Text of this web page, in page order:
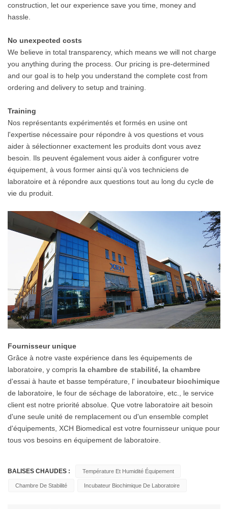
construction, let our experience save you time, money and
hassle.
No unexpected costs
We believe in total transparency, which means we will not charge
you anything during the process. Our pricing is pre-determined
and our goal is to help you understand the complete cost from
ordering and delivery to setup and training.
Training
Nos représentants expérimentés et formés en usine ont
l'expertise nécessaire pour répondre à vos questions et vous
aider à sélectionner exactement les produits dont vous avez
besoin. Ils peuvent également vous aider à configurer votre
équipement, à vous former ainsi qu'à vos techniciens de
laboratoire et à répondre aux questions tout au long du cycle de
vie du produit.
Fournisseur unique
Grâce à notre vaste expérience dans les équipements de
laboratoire, y compris la chambre de stabilité, la chambre
d'essai à haute et basse température, l' incubateur biochimique
de laboratoire, le four de séchage de laboratoire, etc., le service
client est notre priorité absolue. Que votre laboratoire ait besoin
d'une seule unité de remplacement ou d'un ensemble complet
d'équipements, XCH Biomedical est votre fournisseur unique pour
tous vos besoins en équipement de laboratoire.
BALISES CHAUDES : Température Et Humidité Équipement
Chambre De Stabilité Incubateur Biochimique De Laboratoire